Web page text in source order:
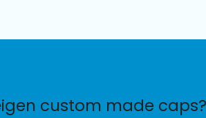
custom made caps?